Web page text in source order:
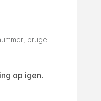
bruge
op igen.